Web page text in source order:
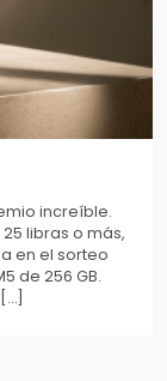
increíble.
libras o más,
en el sorteo
de 256 GB.